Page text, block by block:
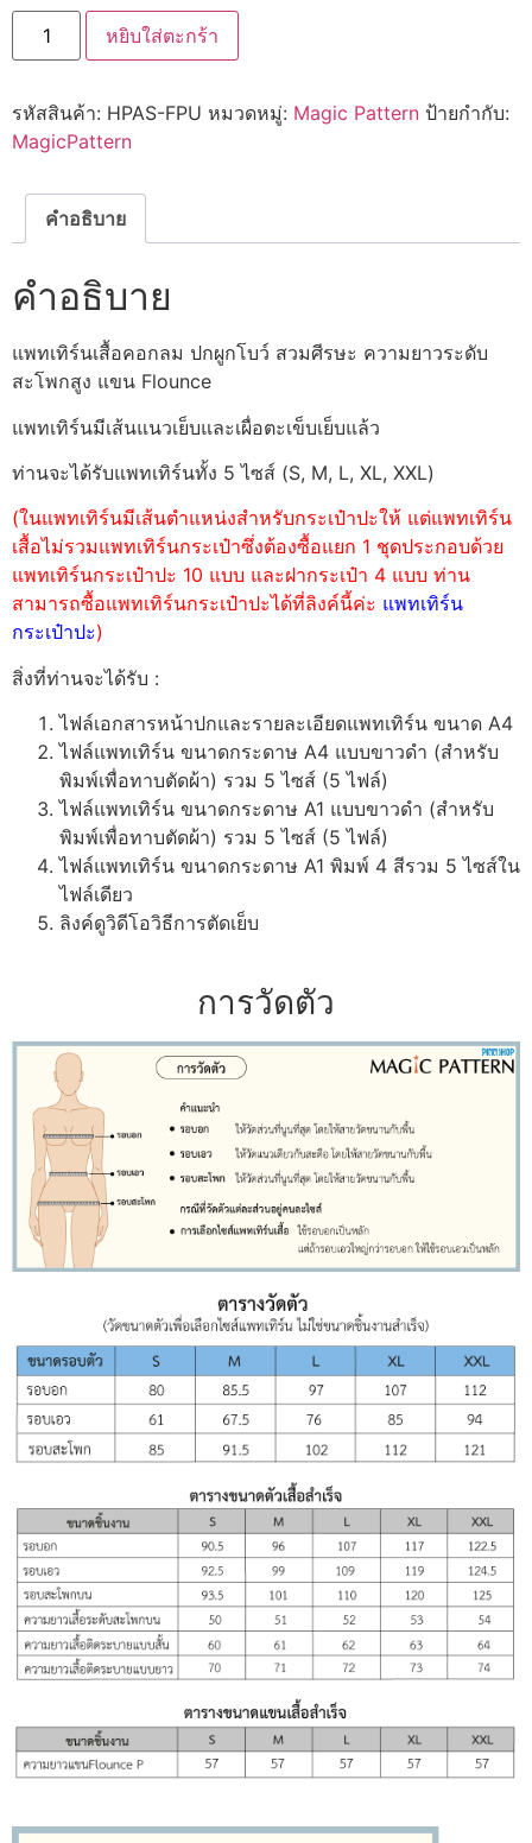
หยิบใส่ตะกร้า
รหัสสินค้า: HPAS-FPU หมวดหมู่: Magic Pattern ป้ายกำกับ:
MagicPattern
คำอธิบาย
คำอธิบาย
แพทเทิร์นเสื้อคอกลม ปกผูกโบว์ สวมศีรษะ ความยาวระดับ
สะโพกสูง แขน Flounce
แพทเทิร์นมีเส้นแนวเย็บและเผื่อตะเข็บเย็บแล้ว
ท่านจะได้รับแพทเทิร์นทั้ง 5 ไซส์ (S, M, L, XL, XXL)
(ในแพทเทิร์นมีเส้นตำแหน่งสำหรับกระเป๋าปะให้ แต่แพทเทิร์น
เสื้อไม่รวมแพทเทิร์นกระเป๋าซึ่งต้องซื้อแยก 1 ชุดประกอบด้วย
แพทเทิร์นกระเป๋าปะ 10 แบบ และฝากระเป๋า 4 แบบ ท่าน
สามารถซื้อแพทเทิร์นกระเป๋าปะได้ที่ลิงค์นี้ค่ะ แพทเทิร์น
กระเป๋าปะ)
สิ่งที่ท่านจะได้รับ :
ไฟล์เอกสารหน้าปกและรายละเอียดแพทเทิร์น ขนาด A4
ไฟล์แพทเทิร์น ขนาดกระดาษ A4 แบบขาวดำ (สำหรับ
พิมพ์เพื่อทาบตัดผ้า) รวม 5 ไซส์ (5 ไฟล์)
ไฟล์แพทเทิร์น ขนาดกระดาษ A1 แบบขาวดำ (สำหรับ
พิมพ์เพื่อทาบตัดผ้า) รวม 5 ไซส์ (5 ไฟล์)
ไฟล์แพทเทิร์น ขนาดกระดาษ A1 พิมพ์ 4 สีรวม 5 ไซส์ใน
ไฟล์เดียว
ลิงค์ดูวิดีโอวิธีการตัดเย็บ
การวัดตัว